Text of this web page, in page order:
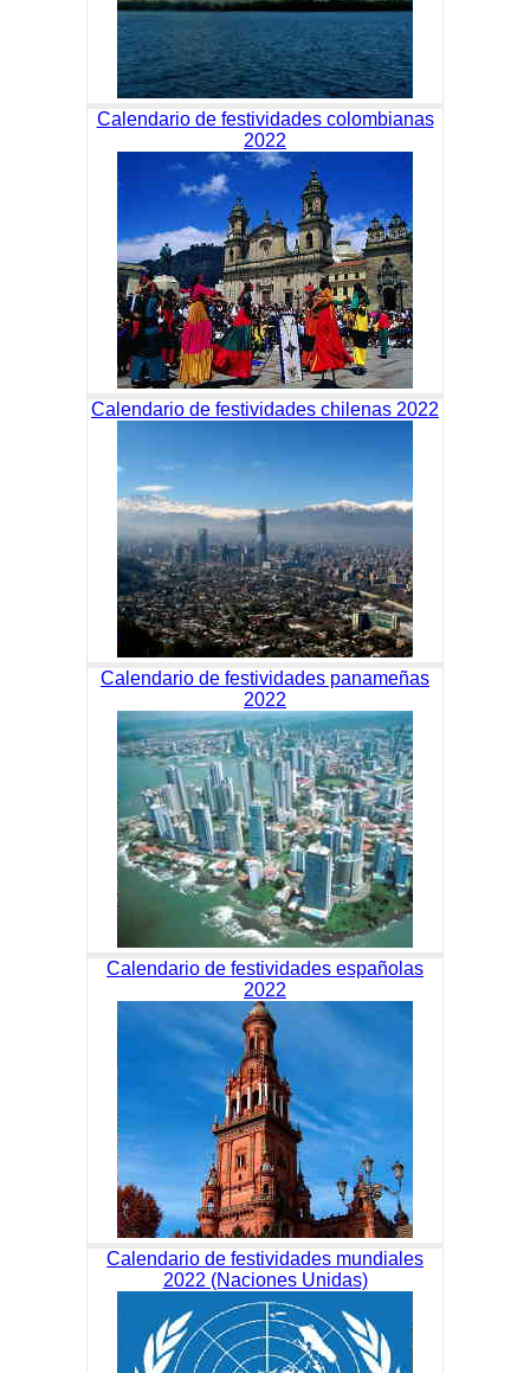
Calendario de festividades colombianas
2022
Calendario de festividades chilenas 2022
Calendario de festividades panameñas
2022
Calendario de festividades españolas
2022
Calendario de festividades mundiales
2022 (Naciones Unidas)